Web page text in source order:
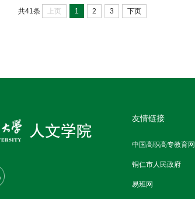
共41条 上页 1 2 3 下页
友情链接
中国高职高专教育网
铜仁市人民政府
易班网